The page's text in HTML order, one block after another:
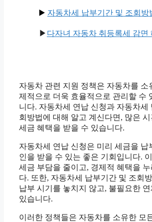
▶️ 자동차세 납부기간 및 조회방
▶ 다자녀 자동차 취등록세 감면
자동차 관련 지원 정책은 자동차를 소
제적으로 더욱 효율적으로 관리할 수
니다. 자동차세 연납 신청과 자동차세
회방법에 대해 알고 계신다면, 많은
세금 혜택을 받을 수 있습니다.
자동차세 연납 신청은 미리 세금을 납
인을 받을 수 있는 좋은 기회입니다.
세금 부담을 줄이고, 경제적 혜택을 누
다. 또한, 자동차세 납부기간 및 조회
납부 시기를 놓치지 않고, 불필요한
있습니다.
이러한 정책들은 자동차를 소유한 모